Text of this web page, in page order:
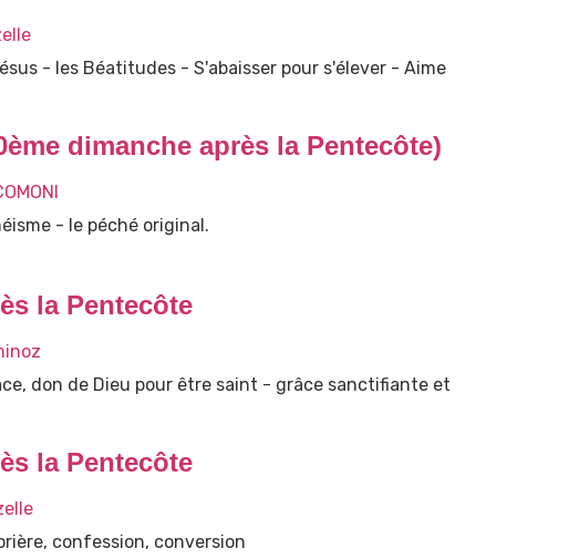
- les Béatitudes - S'abaisser pour s'élever - Aime
dimanche après la Pentecôte)
- le péché original.
la Pentecôte
don de Dieu pour être saint - grâce sanctifiante et
la Pentecôte
confession, conversion